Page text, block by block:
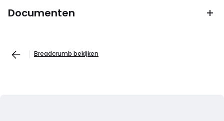
Documenten
Breadcrumb bekijken